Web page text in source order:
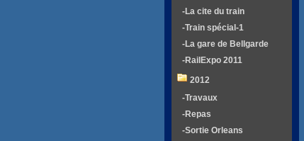
-La cite du train
-Train spécial-1
-La gare de Bellgarde
-RailExpo 2011
2012
-Travaux
-Repas
-Sortie Orleans